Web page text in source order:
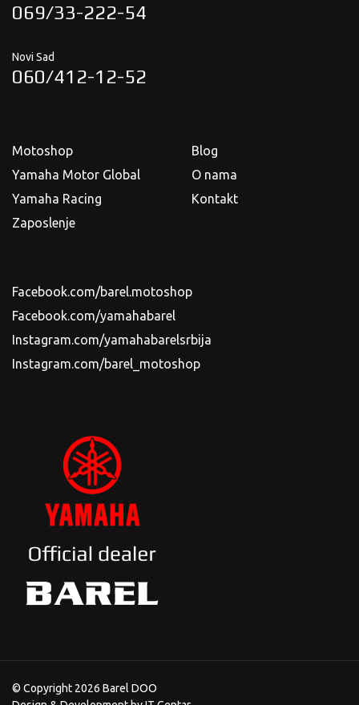
069/33-222-54
Novi Sad
060/412-12-52
Motoshop
Yamaha Motor Global
Yamaha Racing
Zaposlenje
Blog
O nama
Kontakt
Facebook.com/barel.motoshop
Facebook.com/yamahabarel
Instagram.com/yamahabarelsrbija
Instagram.com/barel_motoshop
© Copyright 2026 Barel DOO